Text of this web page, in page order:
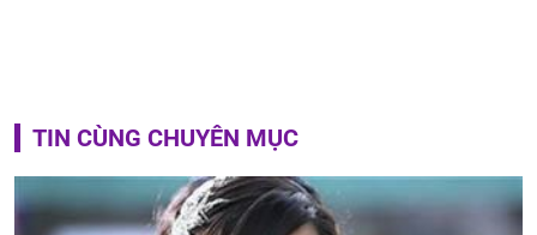
TIN CÙNG CHUYÊN MỤC